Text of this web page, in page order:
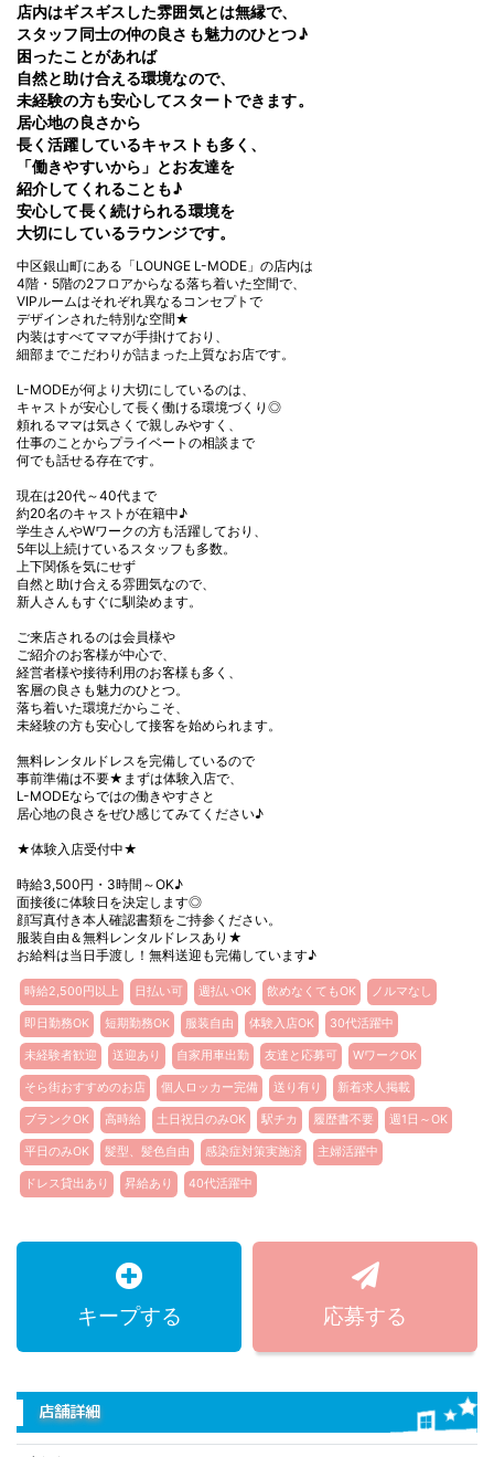
店内はギスギスした雰囲気とは無縁で、
スタッフ同士の仲の良さも魅力のひとつ♪
困ったことがあれば
自然と助け合える環境なので、
未経験の方も安心してスタートできます。
居心地の良さから
長く活躍しているキャストも多く、
「働きやすいから」とお友達を
紹介してくれることも♪
安心して長く続けられる環境を
大切にしているラウンジです。
中区銀山町にある「LOUNGE L-MODE」の店内は
4階・5階の2フロアからなる落ち着いた空間で、
VIPルームはそれぞれ異なるコンセプトで
デザインされた特別な空間★
内装はすべてママが手掛けており、
細部までこだわりが詰まった上質なお店です。
L-MODEが何より大切にしているのは、
キャストが安心して長く働ける環境づくり◎
頼れるママは気さくで親しみやすく、
仕事のことからプライベートの相談まで
何でも話せる存在です。
現在は20代～40代まで
約20名のキャストが在籍中♪
学生さんやWワークの方も活躍しており、
5年以上続けているスタッフも多数。
上下関係を気にせず
自然と助け合える雰囲気なので、
新人さんもすぐに馴染めます。
ご来店されるのは会員様や
ご紹介のお客様が中心で、
経営者様や接待利用のお客様も多く、
客層の良さも魅力のひとつ。
落ち着いた環境だからこそ、
未経験の方も安心して接客を始められます。
無料レンタルドレスを完備しているので
事前準備は不要★まずは体験入店で、
L-MODEならではの働きやすさと
居心地の良さをぜひ感じてみてください♪
★体験入店受付中★
時給3,500円・3時間～OK♪
面接後に体験日を決定します◎
顔写真付き本人確認書類をご持参ください。
服装自由＆無料レンタルドレスあり★
お給料は当日手渡し！無料送迎も完備しています♪
時給2,500円以上 日払い可 週払いOK 飲めなくてもOK ノルマなし
即日勤務OK 短期勤務OK 服装自由 体験入店OK 30代活躍中
未経験者歓迎 送迎あり 自家用車出勤 友達と応募可 WワークOK
そら街おすすめのお店 個人ロッカー完備 送り有り 新着求人掲載
ブランクOK 高時給 土日祝日のみOK 駅チカ 履歴書不要 週1日～OK
平日のみOK 髪型、髪色自由 感染症対策実施済 主婦活躍中
ドレス貸出あり 昇給あり 40代活躍中
キープする 応募する
店舗詳細